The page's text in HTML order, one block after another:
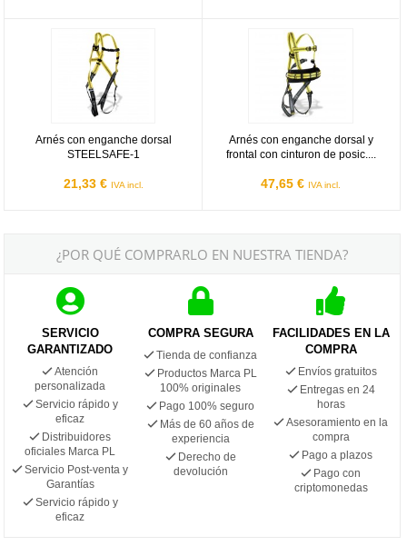
Arnés con enganche dorsal
STEELSAFE-1
21,33 € IVA incl.
Arnés con enganche dorsal STEELSAFE-1
Arnés con enganche dorsal y
frontal con cinturon de posic....
47,65 € IVA incl.
Arnés con enganche dorsal y
¿POR QUÉ COMPRARLO EN NUESTRA TIENDA?
SERVICIO
GARANTIZADO
Atención
personalizada
Servicio rápido y
eficaz
Distribuidores
oficiales Marca PL
Servicio Post-venta y
Garantías
Servicio rápido y
eficaz
COMPRA SEGURA
Tienda de confianza
Productos Marca PL
100% originales
Pago 100% seguro
Más de 60 años de
experiencia
Derecho de
devolución
FACILIDADES EN LA
COMPRA
Envíos gratuitos
Entregas en 24
horas
Asesoramiento en la
compra
Pago a plazos
Pago con
criptomonedas